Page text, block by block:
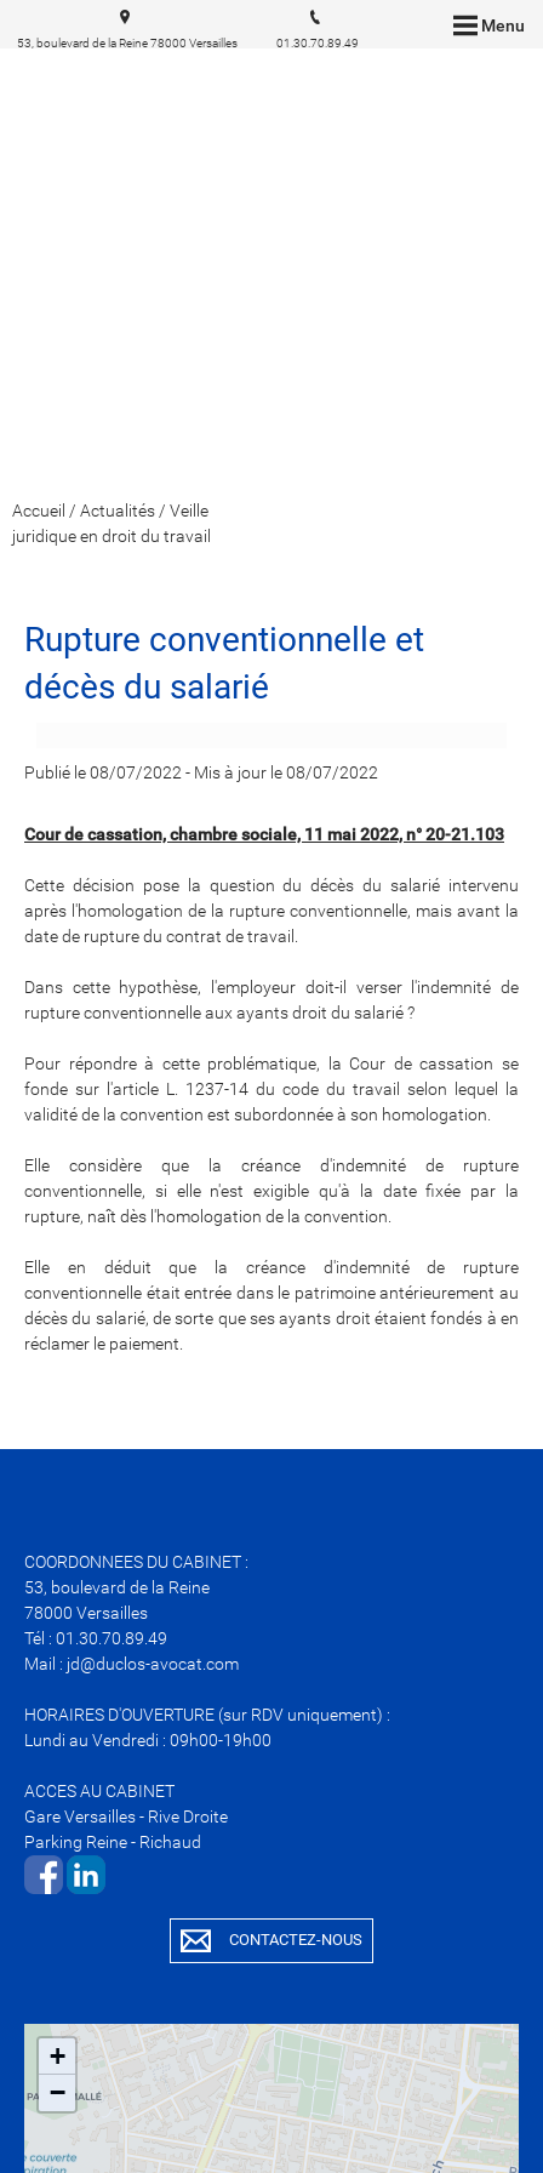
Menu
53, boulevard de la Reine 78000 Versailles 01.30.70.89.49
Accueil / Actualités / Veille
juridique en droit du travail
Rupture conventionnelle et
décès du salarié
Publié le 08/07/2022 - Mis à jour le 08/07/2022
Cour de cassation, chambre sociale, 11 mai 2022, n° 20-21.103
Cette décision pose la question du décès du salarié intervenu
après l'homologation de la rupture conventionnelle, mais avant la
date de rupture du contrat de travail.
Dans cette hypothèse, l'employeur doit-il verser l'indemnité de
rupture conventionnelle aux ayants droit du salarié ?
Pour répondre à cette problématique, la Cour de cassation se
fonde sur l'article L. 1237-14 du code du travail selon lequel la
validité de la convention est subordonnée à son homologation.
Elle considère que la créance d'indemnité de rupture
conventionnelle, si elle n'est exigible qu'à la date fixée par la
rupture, naît dès l'homologation de la convention.
Elle en déduit que la créance d'indemnité de rupture
conventionnelle était entrée dans le patrimoine antérieurement au
décès du salarié, de sorte que ses ayants droit étaient fondés à en
réclamer le paiement.
COORDONNEES DU CABINET :
53, boulevard de la Reine
78000 Versailles
Tél : 01.30.70.89.49
Mail : jd@duclos-avocat.com
HORAIRES D'OUVERTURE (sur RDV uniquement) :
Lundi au Vendredi : 09h00-19h00
ACCES AU CABINET
Gare Versailles - Rive Droite
Parking Reine - Richaud
CONTACTEZ-NOUS
+
−